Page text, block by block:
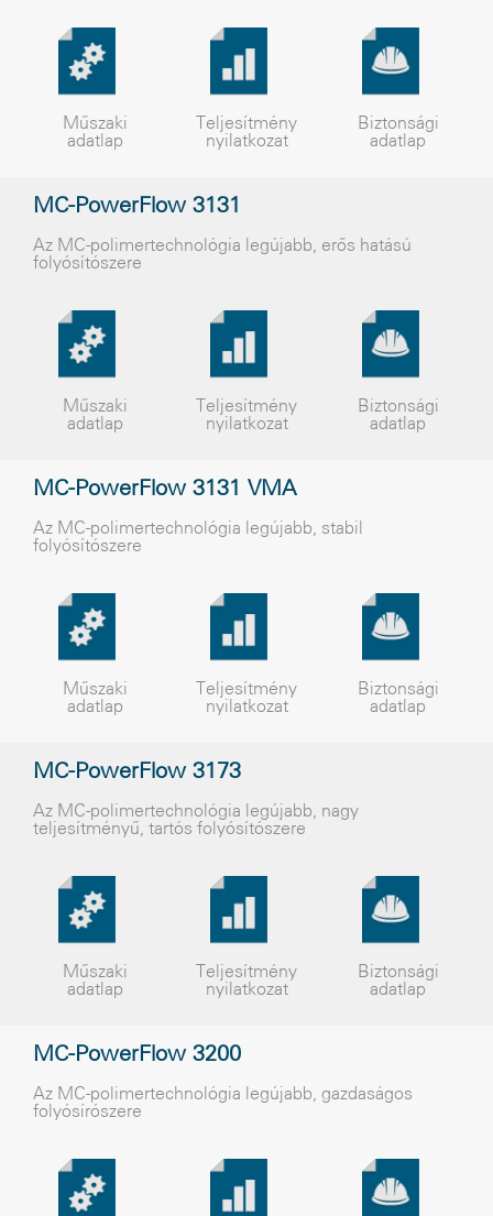
Műszaki
adatlap
Teljesítmény
nyilatkozat
Biztonsági
adatlap
MC-PowerFlow 3131
Az MC-polimertechnológia legújabb, erős hatású
folyósítószere
Műszaki
adatlap
Teljesítmény
nyilatkozat
Biztonsági
adatlap
MC-PowerFlow 3131 VMA
Az MC-polimertechnológia legújabb, stabil
folyósítószere
Műszaki
adatlap
Teljesítmény
nyilatkozat
Biztonsági
adatlap
MC-PowerFlow 3173
Az MC-polimertechnológia legújabb, nagy
teljesítményű, tartós folyósítószere
Műszaki
adatlap
Teljesítmény
nyilatkozat
Biztonsági
adatlap
MC-PowerFlow 3200
Az MC-polimertechnológia legújabb, gazdaságos
folyósírószere